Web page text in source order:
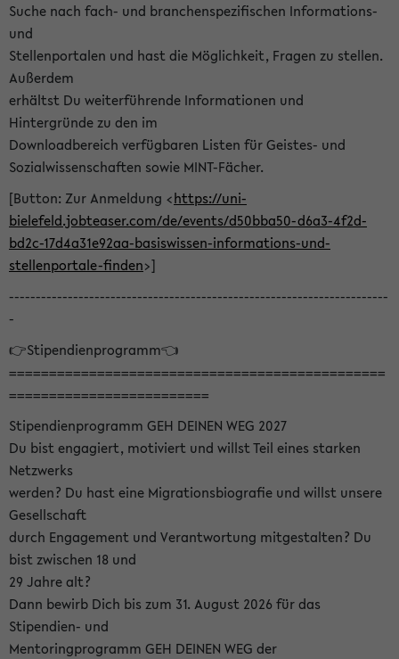
Suche nach fach- und branchenspezifischen Informations-
und
Stellenportalen und hast die Möglichkeit, Fragen zu stellen.
Außerdem
erhältst Du weiterführende Informationen und
Hintergründe zu den im
Downloadbereich verfügbaren Listen für Geistes- und
Sozialwissenschaften sowie MINT-Fächer.
[Button: Zur Anmeldung <https://uni-
bielefeld.jobteaser.com/de/events/d50bba50-d6a3-4f2d-
bd2c-17d4a31e92aa-basiswissen-informations-und-
stellenportale-finden>]
-----------------------------------------------------------------------
-
👉Stipendienprogramm👈
===============================================
=========================
Stipendienprogramm GEH DEINEN WEG 2027
Du bist engagiert, motiviert und willst Teil eines starken
Netzwerks
werden? Du hast eine Migrationsbiografie und willst unsere
Gesellschaft
durch Engagement und Verantwortung mitgestalten? Du
bist zwischen 18 und
29 Jahre alt?
Dann bewirb Dich bis zum 31. August 2026 für das
Stipendien- und
Mentoringprogramm GEH DEINEN WEG der